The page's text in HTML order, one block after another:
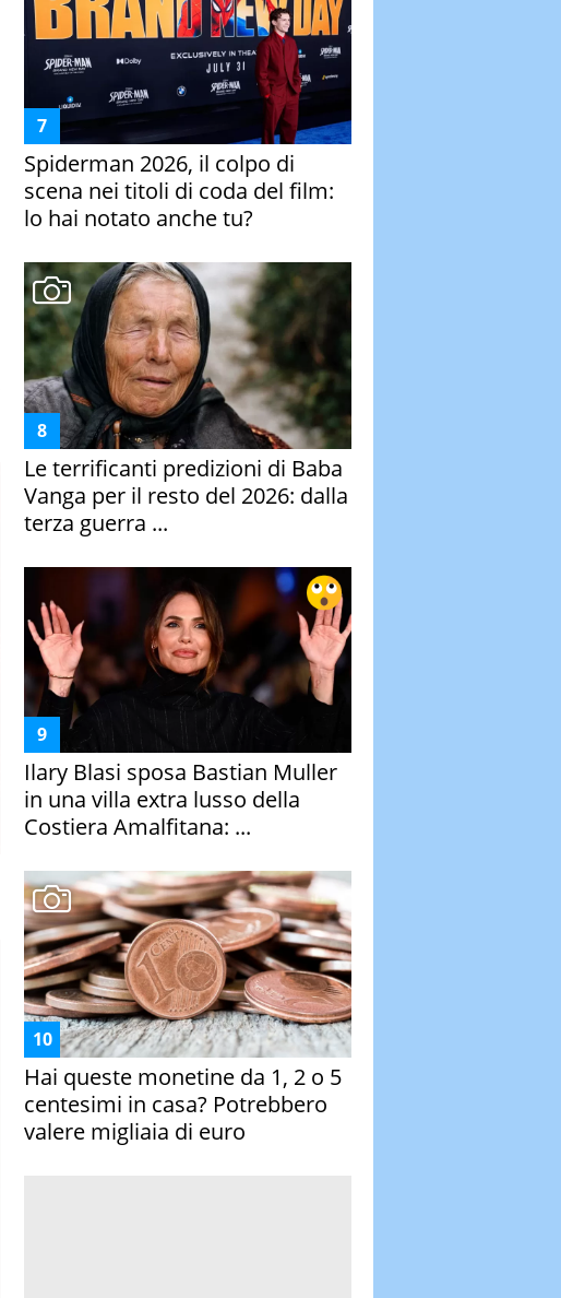
Spiderman 2026, il colpo di
scena nei titoli di coda del film:
lo hai notato anche tu?
Le terrificanti predizioni di Baba
Vanga per il resto del 2026: dalla
terza guerra ...
Ilary Blasi sposa Bastian Muller
in una villa extra lusso della
Costiera Amalfitana: ...
Hai queste monetine da 1, 2 o 5
centesimi in casa? Potrebbero
valere migliaia di euro